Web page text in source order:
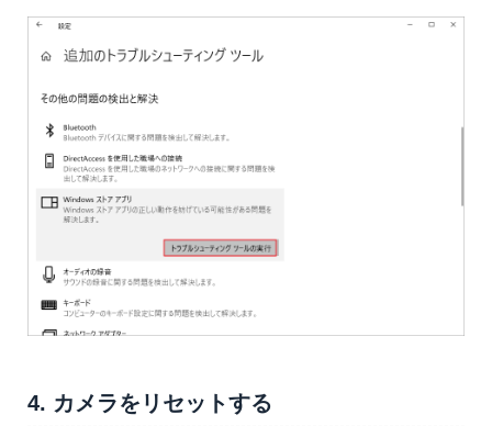
4. カメラをリセットする